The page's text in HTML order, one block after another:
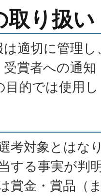
取り扱い
適切に管理
賞者への通
目的では使用
考対象とはな
する事実が判
賞金・賞品（